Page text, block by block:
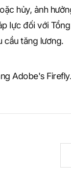
hủy, ảnh
lực đối với
cầu tăng lương.
Adobe's Firefly.